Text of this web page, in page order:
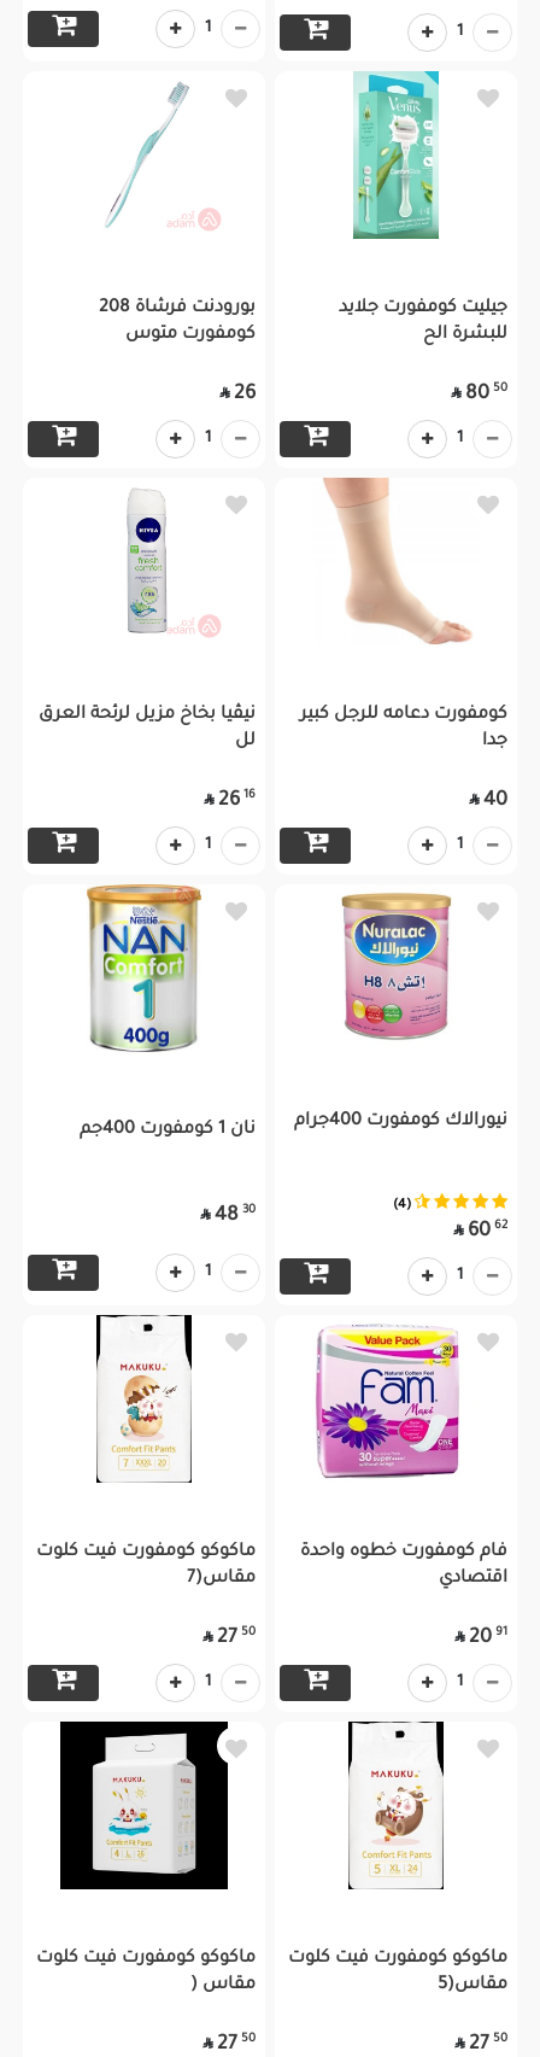
1
1
جيليت كومفورت جلايد
للبشرة الح
50
80

1
بورودنت فرشاة 208
كومفورت متوس
26

1
كومفورت دعامه للرجل كبير
جدا
40

1
نيڤيا بخاخ مزيل لرئحة العرق
لل
16
26

1
نيورالاك كومفورت 400جرام
(4)
62
60

1
نان 1 كومفورت 400جم
30
48

1
فام كومفورت خطوه واحدة
اقتصادي
91
20

1
ماكوكو كومفورت فيت كلوت
مقاس(7
50
27

1
ماكوكو كومفورت فيت كلوت
مقاس(5
50
27

ماكوكو كومفورت فيت كلوت
مقاس (
50
27
